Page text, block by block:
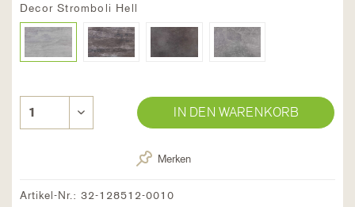
Decor Stromboli Hell
IN DEN WARENKORB
Merken
Artikel-Nr.: 32-128512-0010